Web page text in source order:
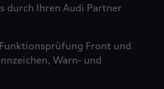
durch Ihren Audi Partner
Front und
Warn- und